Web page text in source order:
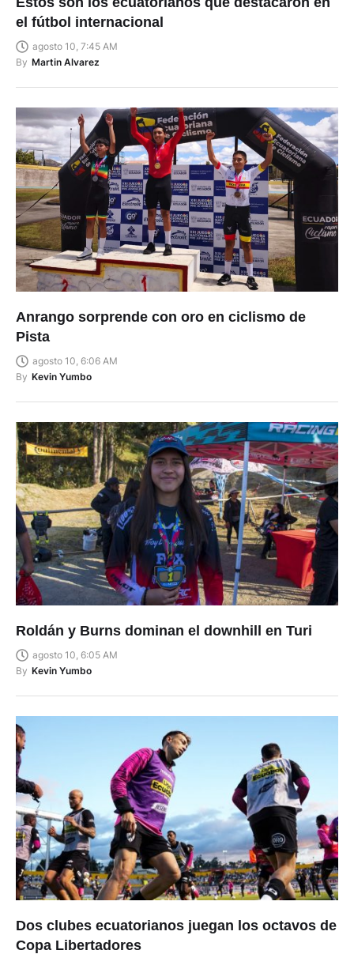
el fútbol internacional
agosto 10, 7:45 AM
By Martin Alvarez
Anrango sorprende con oro en ciclismo de
Pista
agosto 10, 6:06 AM
By Kevin Yumbo
Roldán y Burns dominan el downhill en Turi
agosto 10, 6:05 AM
By Kevin Yumbo
Dos clubes ecuatorianos juegan los octavos de
Copa Libertadores